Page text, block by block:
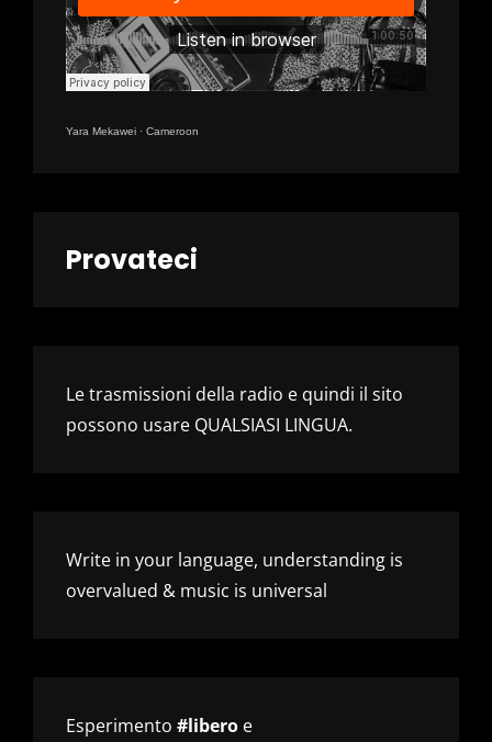
Yara Mekawei · Cameroon
Provateci
Le trasmissioni della radio e quindi il sito
possono usare QUALSIASI LINGUA.
Write in your language, understanding is
overvalued & music is universal
Esperimento #libero e